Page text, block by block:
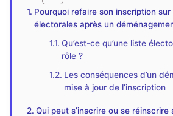
Pourquoi refaire son inscription sur
électorales après un
Qu’est-ce qu’une liste
rôle ?
Les conséquences d’un
mise à jour de l’inscription
Qui peut s’inscrire ou se réinscrire